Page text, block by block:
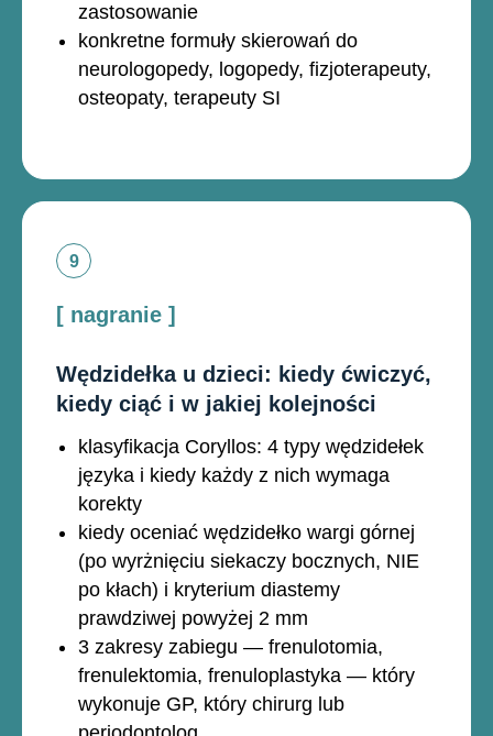
zastosowanie
konkretne formuły skierowań do
neurologopedy, logopedy, fizjoterapeuty,
osteopaty, terapeuty SI
[ nagranie ]
Wędzidełka u dzieci: kiedy ćwiczyć,
kiedy ciąć i w jakiej kolejności
klasyfikacja Coryllos: 4 typy wędzidełek
języka i kiedy każdy z nich wymaga
korekty
kiedy oceniać wędzidełko wargi górnej
(po wyrżnięciu siekaczy bocznych, NIE
po kłach) i kryterium diastemy
prawdziwej powyżej 2 mm
3 zakresy zabiegu — frenulotomia,
frenulektomia, frenuloplastyka — który
wykonuje GP, który chirurg lub